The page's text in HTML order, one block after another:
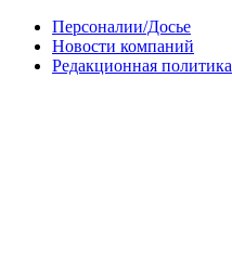
Персоналии/Досье
Новости компаний
Редакционная политика